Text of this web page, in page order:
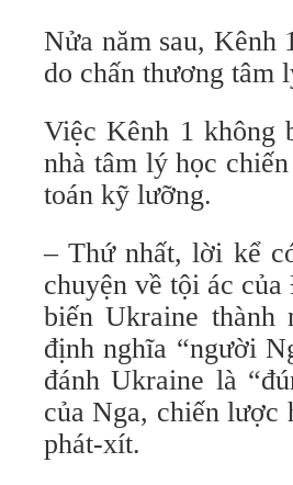
Nửa năm sau, Kênh
do chấn thương tâm
Việc Kênh 1 không
nhà tâm lý học
toán kỹ lưỡng.
– Thứ nhất, lời kể
chuyện về tội ác
biến Ukraine
định nghĩa “người
đánh Ukraine là
của Nga, chiến lược
phát-xít.